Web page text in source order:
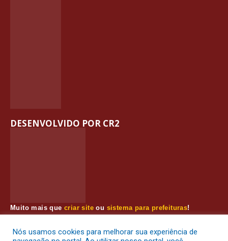
Muito mais quecriar site ou sistema para prefeituras!
contrato que todas as exigências das
leis de transparência
públicaserão atendidas.
DESENVOLVIDO POR CR2
Nós usamos cookies para melhorar sua experiência de